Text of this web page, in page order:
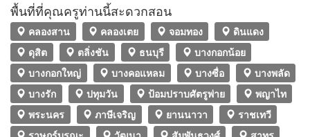
พื้นที่ที่คุณครูท่านนี้สะดวกสอน
คลองสาน คลองเตย จอมทอง
ดินแดง
ดุสิต
ตลิ่งชัน ธนบุรี
บางกอกน้อย
บางกอกใหญ่
บางคอแหลม บางซื่อ
บางพลัด
บางรัก
ปทุมวัน ป้อมปราบศัตรูพ่าย
พญาไท
พระนคร
ภาษีเจริญ ยานนาวา
ราชเทวี